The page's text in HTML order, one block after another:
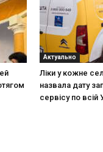
Актуально
Ліки у кожне
назвала дату
сервісу по всій